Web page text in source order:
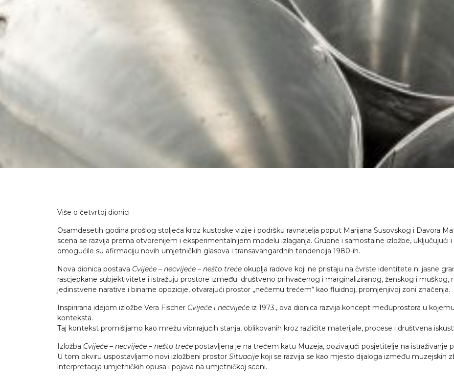
Više o četvrtoj dionici
Osamdesetih godina prošlog stoljeća kroz kustoske vizije i podršku ravnatelja poput Marijana Susovskog i Davora
scena se razvija prema otvorenijem i eksperimentalnijem modelu izlaganja. Grupne i samostalne izložbe, uključujući
omogućile su afirmaciju novih umjetničkih glasova i transavangardnih tendencija 1980-ih.
Nova dionica postava Cvijeće – necvijeće – nešto treće okuplja radove koji ne pristaju na čvrste identitete ni jasne
rascjepkane subjektivitete i istražuju prostore između: društveno prihvaćenog i marginaliziranog, ženskog i muškog,
jedinstvene narative i binarne opozicije, otvarajući prostor „nečemu trećem“ kao fluidnoj, promjenjivoj zoni značenja.
Inspirirana idejom izložbe Vera Fischer Cvijeće i necvijeće iz 1973., ova dionica razvija koncept međuprostora u
konteksta.
Taj kontekst promišljamo kao mrežu vibrirajućih stanja, oblikovanih kroz različite materijale, procese i društvena
Izložba Cvijeće – necvijeće – nešto treće postavljena je na trećem katu Muzeja, pozivajući posjetitelje na
U tom okviru uspostavljamo novi izložbeni prostor Situacije koji se razvija se kao mjesto dijaloga između muzejskih
interpretacija umjetničkih opusa i pojava na umjetničkoj sceni.